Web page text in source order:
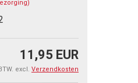
11,95 EUR
excl. Verzendkosten